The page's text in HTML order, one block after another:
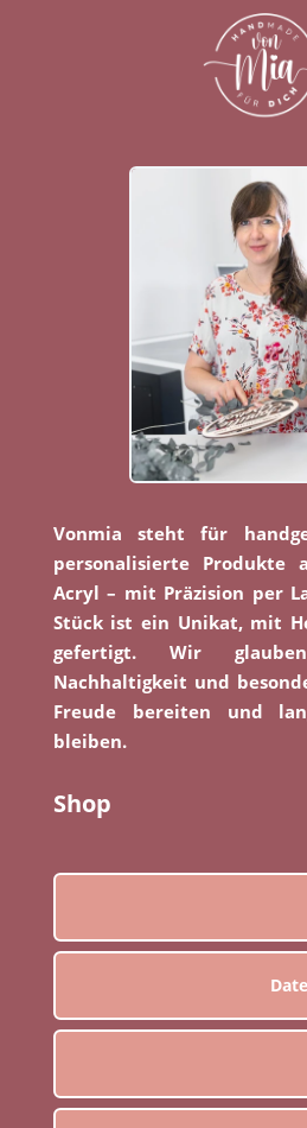
Vonmia steht für
personalisierte Produkte
Acryl – mit Präzision per
Stück ist ein Unikat, mit
gefertigt. Wir
Nachhaltigkeit und
Freude bereiten und
bleiben.
Shop